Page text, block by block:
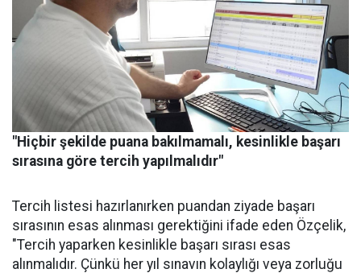
"Hiçbir şekilde puana bakılmamalı, kesinlikle başarı
sırasına göre tercih yapılmalıdır"
Tercih listesi hazırlanırken puandan ziyade başarı
sırasının esas alınması gerektiğini ifade eden Özçelik,
"Tercih yaparken kesinlikle başarı sırası esas
alınmalıdır. Çünkü her yıl sınavın kolaylığı veya zorluğu